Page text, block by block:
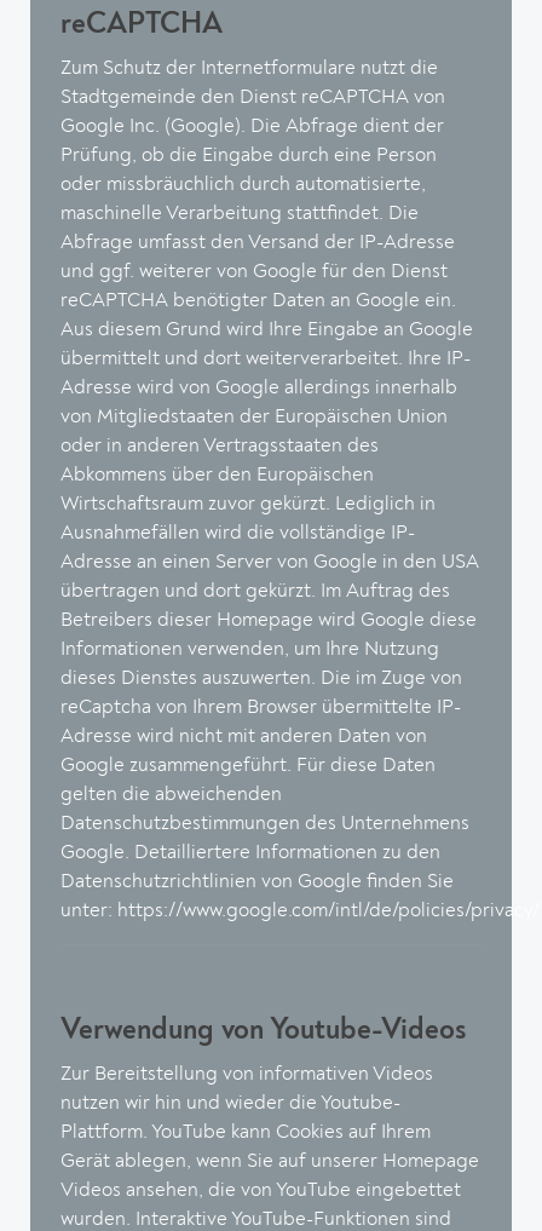
reCAPTCHA
Zum Schutz der Internetformulare nutzt die
Stadtgemeinde den Dienst reCAPTCHA von
Google Inc. (Google). Die Abfrage dient der
Prüfung, ob die Eingabe durch eine Person
oder missbräuchlich durch automatisierte,
maschinelle Verarbeitung stattfindet. Die
Abfrage umfasst den Versand der IP-Adresse
und ggf. weiterer von Google für den Dienst
reCAPTCHA benötigter Daten an Google ein.
Aus diesem Grund wird Ihre Eingabe an Google
übermittelt und dort weiterverarbeitet. Ihre IP-
Adresse wird von Google allerdings innerhalb
von Mitgliedstaaten der Europäischen Union
oder in anderen Vertragsstaaten des
Abkommens über den Europäischen
Wirtschaftsraum zuvor gekürzt. Lediglich in
Ausnahmefällen wird die vollständige IP-
Adresse an einen Server von Google in den USA
übertragen und dort gekürzt. Im Auftrag des
Betreibers dieser Homepage wird Google diese
Informationen verwenden, um Ihre Nutzung
dieses Dienstes auszuwerten. Die im Zuge von
reCaptcha von Ihrem Browser übermittelte IP-
Adresse wird nicht mit anderen Daten von
Google zusammengeführt. Für diese Daten
gelten die abweichenden
Datenschutzbestimmungen des Unternehmens
Google. Detailliertere Informationen zu den
Datenschutzrichtlinien von Google finden Sie
unter: https://www.google.com/intl/de/policies/privacy/
Verwendung von Youtube-Videos
Zur Bereitstellung von informativen Videos
nutzen wir hin und wieder die Youtube-
Plattform. YouTube kann Cookies auf Ihrem
Gerät ablegen, wenn Sie auf unserer Homepage
Videos ansehen, die von YouTube eingebettet
wurden. Interaktive YouTube-Funktionen sind